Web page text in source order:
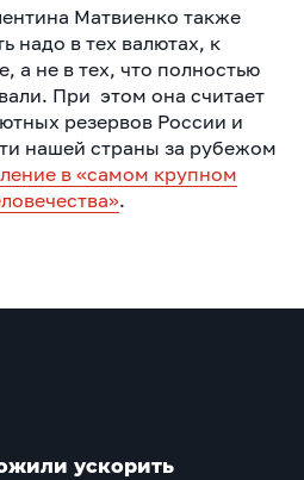
Матвиенко также
надо в тех валютах, к
а не в тех, что полностью
При этом она считает
резервов России и
нашей страны за рубежом
в «самом крупном
.
ускорить